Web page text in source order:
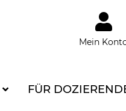
Mein
FÜR